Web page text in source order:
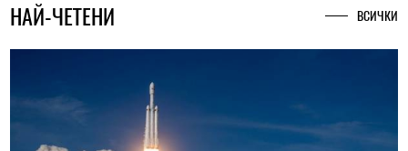
НАЙ-ЧЕТЕНИ ВСИЧКИ